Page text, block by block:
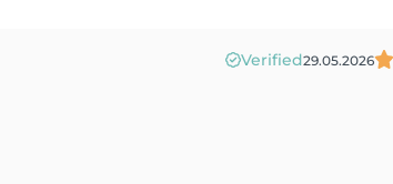
Verified29.05.2026